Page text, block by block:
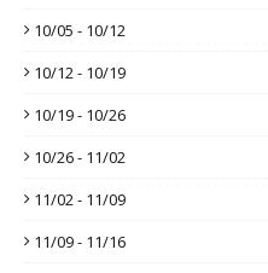
10/05 - 10/12
10/12 - 10/19
10/19 - 10/26
10/26 - 11/02
11/02 - 11/09
11/09 - 11/16